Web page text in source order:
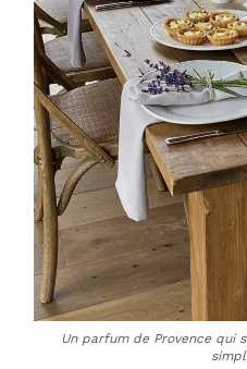
Un parfum de Provence qui